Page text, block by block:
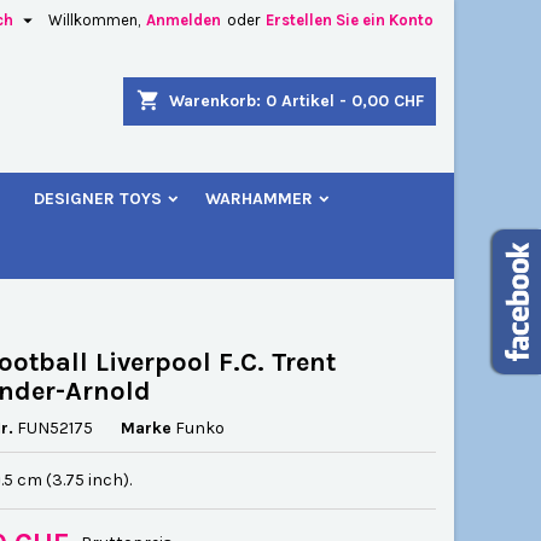
Willkommen, Anmelden oder Erstellen Sie ein Konto

shopping_cart Warenkorb: 0 Artikel - 0,00 CHF
DESIGNER TOYS WARHAMMER
Liverpool F.C. Trent
Arnold
FUN52175 Marke Funko
cm (3.75 inch).